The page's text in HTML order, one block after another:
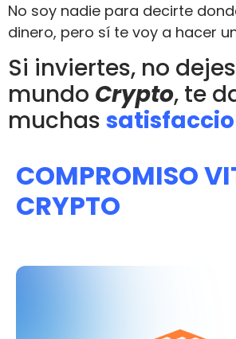
No soy nadie para decirte
dinero, pero sí te voy a hacer
Si inviertes, no
mundo Crypto, te
muchas
COMPROMISO
CRYPTO